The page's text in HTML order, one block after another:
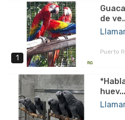
1
de
Puerto
huev...